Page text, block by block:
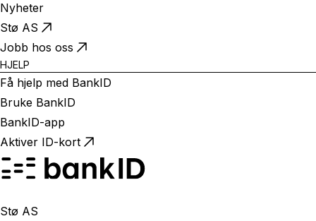
Nyheter
Stø AS
Jobb hos oss
HJELP
Få hjelp med BankID
Bruke BankID
BankID-app
Aktiver ID-kort
Stø AS